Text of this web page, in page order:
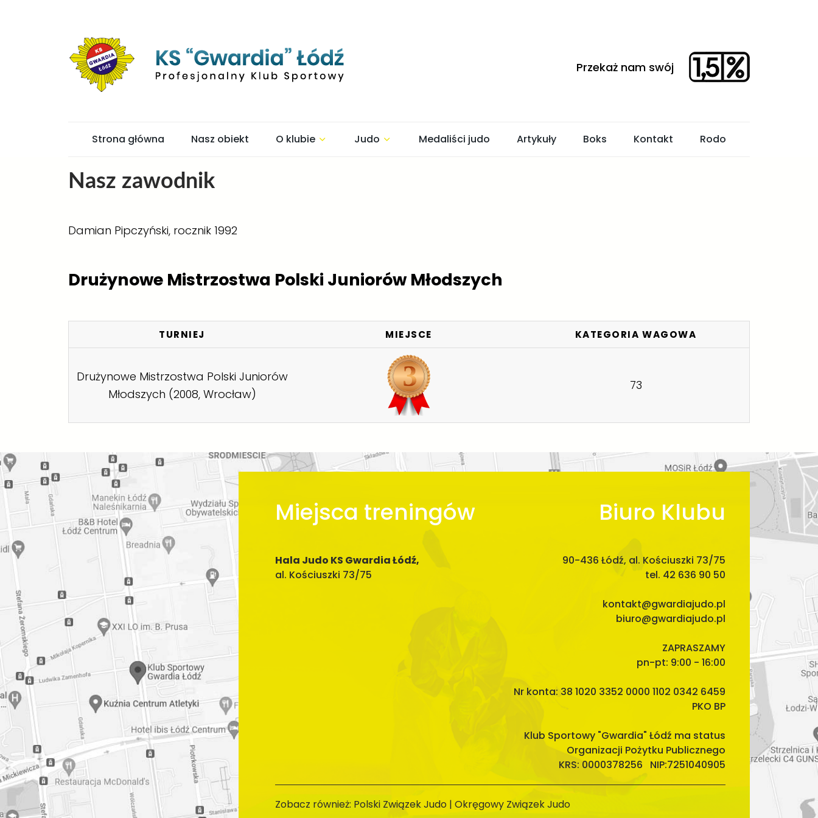
Strona główna Nasz obiekt O klubie Judo Medaliści judo Artykuły Boks Kontakt Rodo
Nasz zawodnik
Damian Pipczyński, rocznik 1992
Drużynowe Mistrzostwa Polski Juniorów Młodszych
TURNIEJ MIEJSCE KATEGORIA WAGOWA
Drużynowe Mistrzostwa Polski Juniorów
Młodszych (2008, Wrocław)
73
Miejsca treningów
Hala Judo KS Gwardia Łódź,
al. Kościuszki 73/75
Biuro Klubu
90-436 Łódź, al. Kościuszki 73/75
tel. 42 636 90 50
kontakt@gwardiajudo.pl
biuro@gwardiajudo.pl
ZAPRASZAMY
pn-pt: 9:00 - 16:00
Nr konta: 38 1020 3352 0000 1102 0342 6459
PKO BP
Klub Sportowy "Gwardia" Łódź ma status
Organizacji Pożytku Publicznego
KRS: 0000378256 NIP:7251040905
Zobacz również: Polski Związek Judo | Okręgowy Związek Judo